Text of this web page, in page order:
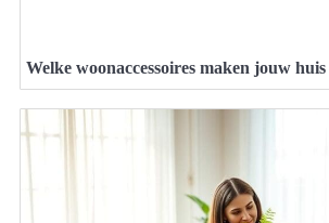
Welke woonaccessoires maken jouw huis